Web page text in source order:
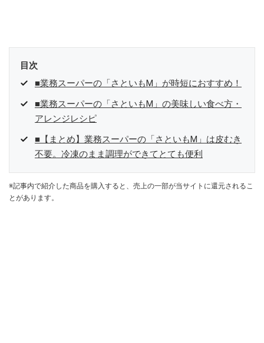
目次
■業務スーパーの「さといもM」が時短におすすめ！
■業務スーパーの「さといもM」の美味しい食べ方・
アレンジレシピ
■【まとめ】業務スーパーの「さといもM」は皮むき
不要。冷凍のまま調理ができてとても便利
※記事内で紹介した商品を購入すると、売上の一部が当サイトに還元されるこ
とがあります。